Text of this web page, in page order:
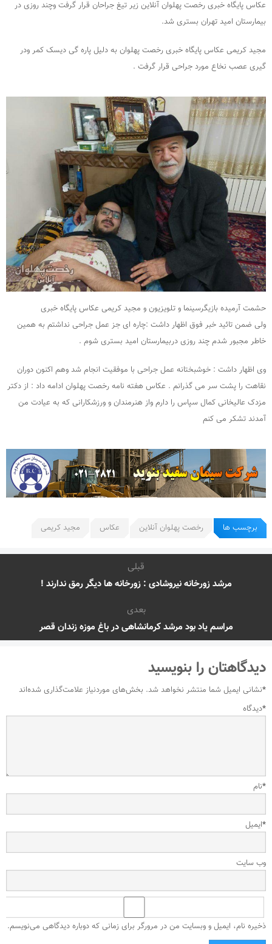
عکاس پایگاه خبری رخصت پهلوان آنلاین زیر تیغ جراحان قرار گرفت وچند روزی در
بیمارستان امید تهران بستری شد.
مجید کریمی عکاس پایگاه خبری رخصت پهلوان به دلیل پاره گی دیسک کمر ودر
گیری عصب نخاع مورد جراحی قرار گرفت .
حشمت آرمیده بازیگرسینما و تلویزیون و مجید کریمی عکاس پایگاه خبری
ولی ضمن تائید خبر فوق اظهار داشت :چاره ای جز عمل جراحی نداشتم به همین
خاطر مجبور شدم چند روزی دربیمارستان امید بستری شوم .
وی اظهار داشت : خوشبختانه عمل جراحی با موفقیت انجام شد وهم اکنون دوران
نقاهت را پشت سر می گذرانم . عکاس هفته نامه رخصت پهلوان ادامه داد : از دکتر
مزدک عالیخانی کمال سپاس را دارم واز هنرمندان و ورزشکارانی که به عیادت من
آمدند تشکر می کنم
برچسب ها رخصت پهلوان آنلاین عکاس مجید کریمی
قبلی
مرشد زورخانه نیروشادی : زورخانه ها دیگر رمق ندارند !
بعدی
مراسم یاد بود مرشد کرمانشاهی در باغ موزه زندان قصر
دیدگاهتان را بنویسید
نشانی ایمیل شما منتشر نخواهد شد. بخش‌های موردنیاز علامت‌گذاری شده‌اند
*
دیدگاه*
نام*
ایمیل*
وب‌ سایت
ذخیره نام، ایمیل و وبسایت من در مرورگر برای زمانی که دوباره دیدگاهی می‌نویسم.